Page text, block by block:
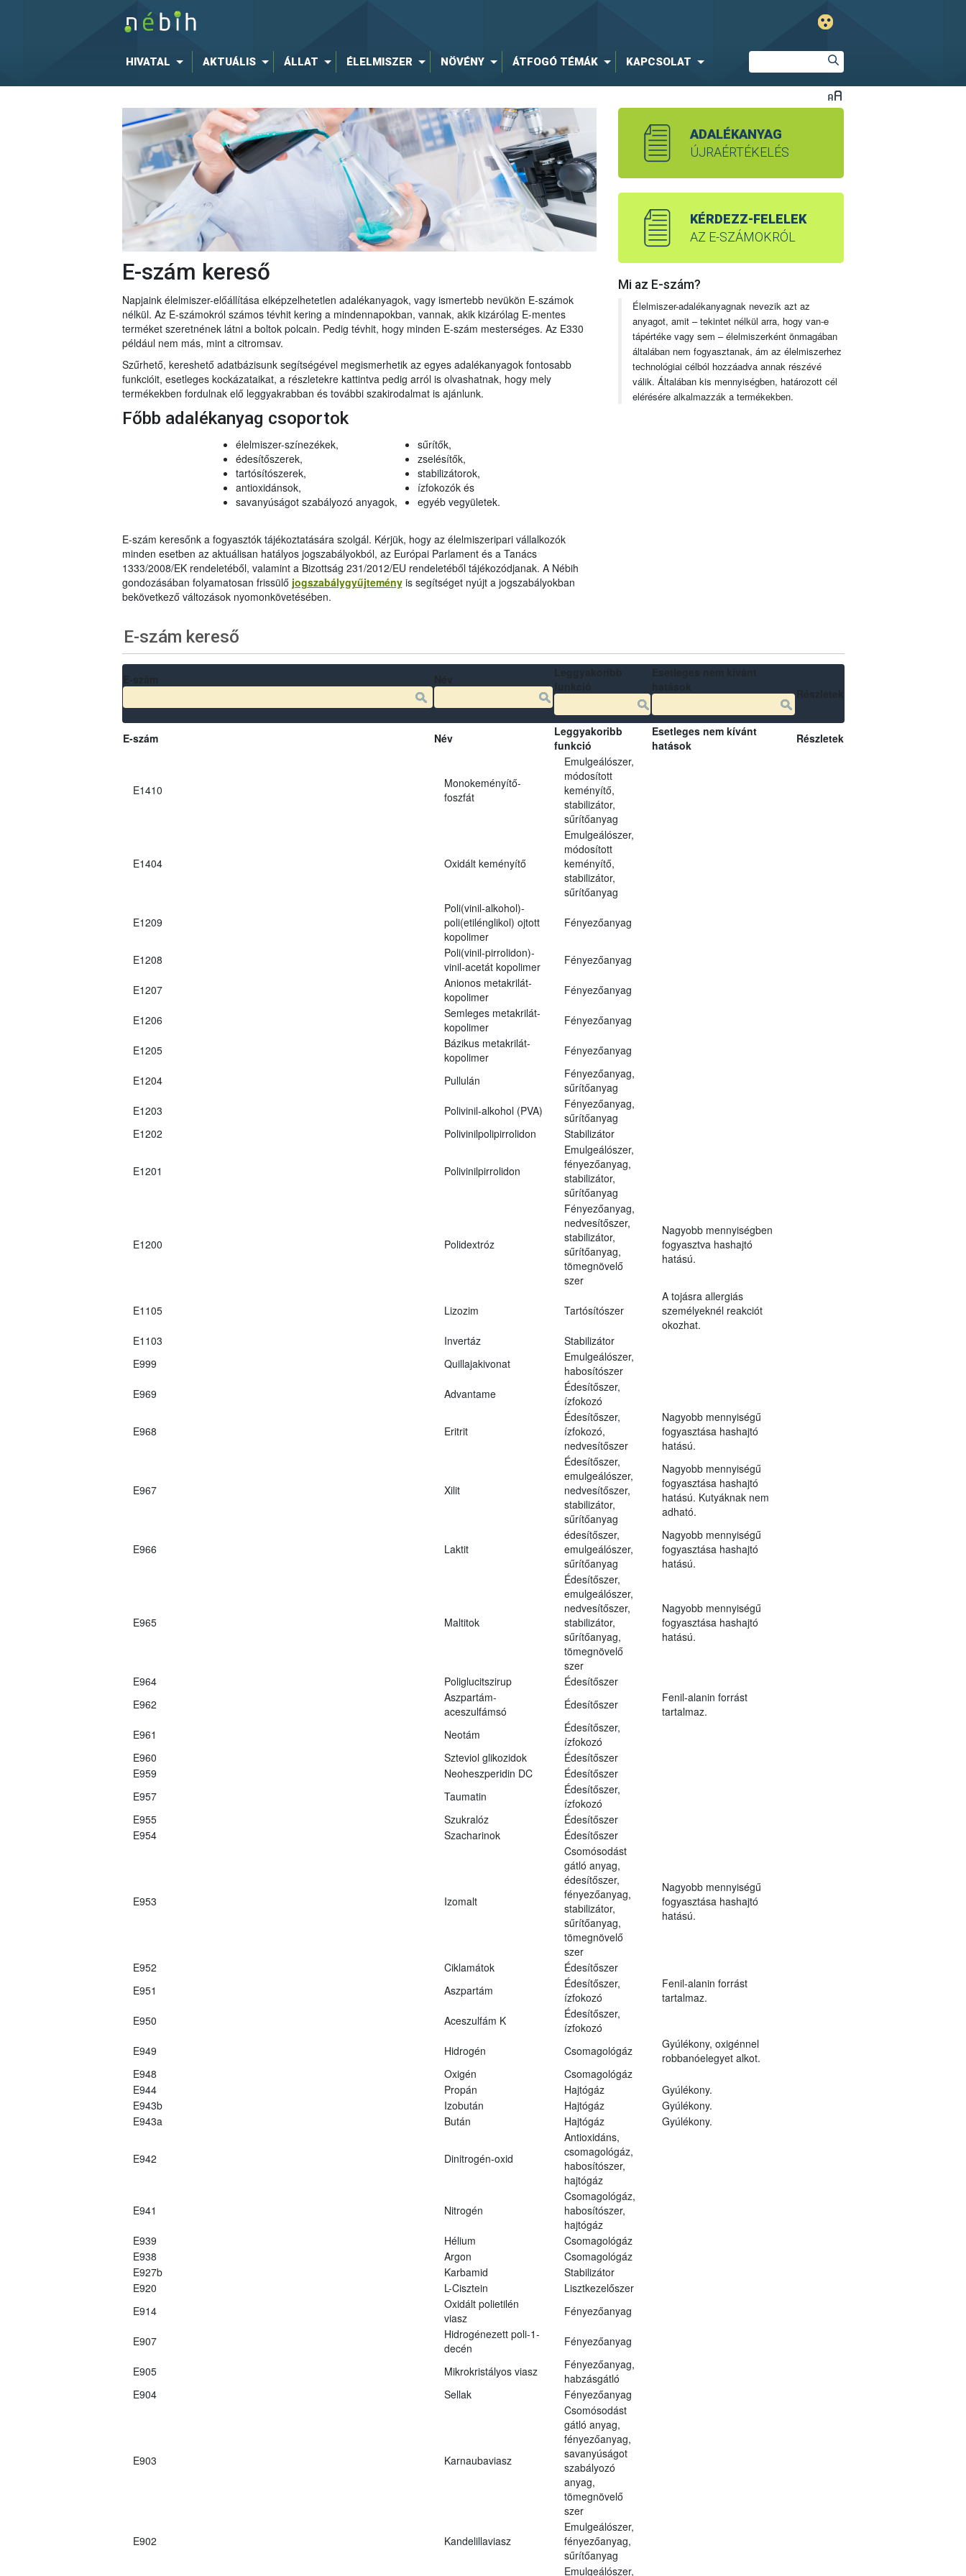
HIVATAL AKTUÁLIS ÁLLAT ÉLELMISZER NÖVÉNY ÁTFOGÓ TÉMÁK KAPCSOLAT
E-szám kereső
Napjaink élelmiszer-előállítása elképzelhetetlen adalékanyagok, vagy ismertebb nevükön E-számok
nélkül. Az E-számokról számos tévhit kering a mindennapokban, vannak, akik kizárólag E-mentes
terméket szeretnének látni a boltok polcain. Pedig tévhit, hogy minden E-szám mesterséges. Az E330
például nem más, mint a citromsav.
Szűrhető, kereshető adatbázisunk segítségével megismerhetik az egyes adalékanyagok fontosabb
funkcióit, esetleges kockázataikat, a részletekre kattintva pedig arról is olvashatnak, hogy mely
termékekben fordulnak elő leggyakrabban és további szakirodalmat is ajánlunk.
Főbb adalékanyag csoportok
élelmiszer-színezékek,
édesítőszerek,
tartósítószerek,
antioxidánsok,
savanyúságot szabályozó anyagok,
sűrítők,
zselésítők,
stabilizátorok,
ízfokozók és
egyéb vegyületek.
E-szám keresőnk a fogyasztók tájékoztatására szolgál. Kérjük, hogy az élelmiszeripari vállalkozók
minden esetben az aktuálisan hatályos jogszabályokból, az Európai Parlament és a Tanács
1333/2008/EK rendeletéből, valamint a Bizottság 231/2012/EU rendeletéből tájékozódjanak. A Nébih
gondozásában folyamatosan frissülő jogszabálygyűjteményis segítséget nyújt a jogszabályokban
bekövetkező változások nyomonkövetésében.
ADALÉKANYAG
ÚJRAÉRTÉKELÉS
KÉRDEZZ-FELELEK
AZ E-SZÁMOKRÓL
Mi az E-szám?
Élelmiszer-adalékanyagnak nevezik azt az
anyagot, amit – tekintet nélkül arra, hogy van-e
tápértéke vagy sem – élelmiszerként önmagában
általában nem fogyasztanak, ám az élelmiszerhez
technológiai célból hozzáadva annak részévé
válik. Általában kis mennyiségben, határozott cél
elérésére alkalmazzák a termékekben.
E-szám kereső
E-szám Név
Leggyakoribb
funkció
Esetleges nem kívánt
hatások
Részletek
E1410
Monokeményítő-
foszfát
Emulgeálószer,
módosított
keményítő,
stabilizátor,
sűrítőanyag
E1404 Oxidált keményítő
Emulgeálószer,
módosított
keményítő,
stabilizátor,
sűrítőanyag
E1209
Poli(vinil-alkohol)-
poli(etilénglikol) ojtott
kopolimer
Fényezőanyag
E1208
Poli(vinil-pirrolidon)-
vinil-acetát kopolimer
Fényezőanyag
E1207
Anionos metakrilát-
kopolimer
Fényezőanyag
E1206
Semleges metakrilát-
kopolimer
Fényezőanyag
E1205
Bázikus metakrilát-
kopolimer
Fényezőanyag
E1204 Pullulán
Fényezőanyag,
sűrítőanyag
E1203
Polivinil-alkohol (PVA)
Fényezőanyag,
sűrítőanyag
E1202
Polivinilpolipirrolidon Stabilizátor
E1201 Polivinilpirrolidon
Emulgeálószer,
fényezőanyag,
stabilizátor,
sűrítőanyag
E1200 Polidextróz
Fényezőanyag,
nedvesítőszer,
stabilizátor,
sűrítőanyag,
tömegnövelő
szer
Nagyobb mennyiségben
fogyasztva hashajtó
hatású.
E1105 Lizozim Tartósítószer
A tojásra allergiás
személyeknél reakciót
okozhat.
E1103
Invertáz
Stabilizátor
E999
Quillajakivonat
Emulgeálószer,
habosítószer
E969
Advantame
Édesítőszer,
ízfokozó
E968 Eritrit
Édesítőszer,
ízfokozó,
nedvesítőszer
Nagyobb mennyiségű
fogyasztása hashajtó
hatású.
E967 Xilit
Édesítőszer,
emulgeálószer,
nedvesítőszer,
stabilizátor,
sűrítőanyag
Nagyobb mennyiségű
fogyasztása hashajtó
hatású. Kutyáknak nem
adható.
E966 Laktit
édesítőszer,
emulgeálószer,
sűrítőanyag
Nagyobb mennyiségű
fogyasztása hashajtó
hatású.
E965 Maltitok
Édesítőszer,
emulgeálószer,
nedvesítőszer,
stabilizátor,
sűrítőanyag,
tömegnövelő
szer
Nagyobb mennyiségű
fogyasztása hashajtó
hatású.
E964 Poliglucitszirup
Édesítőszer
E962
Aszpartám-
aceszulfámsó
Édesítőszer
Fenil-alanin forrást
tartalmaz.
E961
Neotám
Édesítőszer,
ízfokozó
E960
Szteviol glikozidok
Édesítőszer
E959
Neoheszperidin DC
Édesítőszer
E957
Taumatin
Édesítőszer,
ízfokozó
E955
Szukralóz
Édesítőszer
E954
Szacharinok Édesítőszer
E953 Izomalt
Csomósodást
gátló anyag,
édesítőszer,
fényezőanyag,
stabilizátor,
sűrítőanyag,
tömegnövelő
szer
Nagyobb mennyiségű
fogyasztása hashajtó
hatású.
E952 Ciklamátok
Édesítőszer
E951
Aszpartám
Édesítőszer,
ízfokozó
Fenil-alanin forrást
tartalmaz.
E950
Aceszulfám K
Édesítőszer,
ízfokozó
E949
Hidrogén Csomagológáz
Gyúlékony, oxigénnel
robbanóelegyet alkot.
E948
Oxigén
Csomagológáz
E944
Propán Hajtógáz
Gyúlékony.
E943b
Izobután Hajtógáz
Gyúlékony.
E943a
Bután Hajtógáz Gyúlékony.
E942 Dinitrogén-oxid
Antioxidáns,
csomagológáz,
habosítószer,
hajtógáz
E941 Nitrogén
Csomagológáz,
habosítószer,
hajtógáz
E939
Hélium
Csomagológáz
E938
Argon
Csomagológáz
E927b
Karbamid
Stabilizátor
E920
L-Cisztein
Lisztkezelőszer
E914
Oxidált polietilén
viasz
Fényezőanyag
E907
Hidrogénezett poli-1-
decén
Fényezőanyag
E905 Mikrokristályos viasz
Fényezőanyag,
habzásgátló
E904
Sellak Fényezőanyag
E903 Karnaubaviasz
Csomósodást
gátló anyag,
fényezőanyag,
savanyúságot
szabályozó
anyag,
tömegnövelő
szer
E902 Kandelillaviasz
Emulgeálószer,
fényezőanyag,
sűrítőanyag
Emulgeálószer,